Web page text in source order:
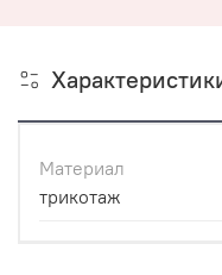
Материал
трикотаж